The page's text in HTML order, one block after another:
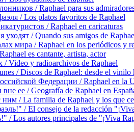
/ Raphael para sus
/ Los platos favoritos de Raphael
/ Raphael en caricaturas
уходят / Quando sus amigos de
мира / Raphael en los periódicos y
es cantante, artista, actor
/ Video y radioarchivos de Raphael
/ Discos de Raphael: desde el vinilo
Федерации / Raphael en la
ее / Geografía de Raphael en
/ La familia de Raphael y los que
/ El consejo de la redacción
/ Los autores principales de "¡Viva